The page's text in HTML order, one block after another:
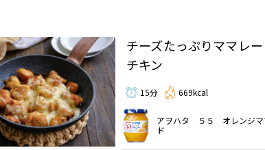
チーズたっぷりママレー
チキン
15分 669kcal
アヲハタ ５５ オレンジマ
ド